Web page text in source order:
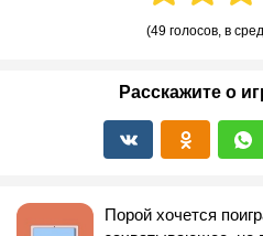
Порой хочется
(49 голосов, в
Расскажите о